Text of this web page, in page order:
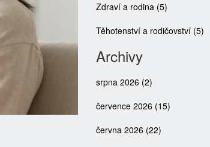
Zdraví a rodina (5)
Těhotenství a rodičovství (5)
Archivy
srpna 2026 (2)
července 2026 (15)
června 2026 (22)